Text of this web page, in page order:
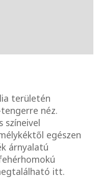
területén
néz.
színeivel
egészen
árnyalatú
itt.